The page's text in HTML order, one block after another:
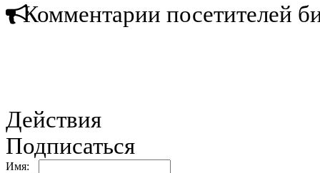
Комментарии посетителей
Действия
Подписаться
Имя: